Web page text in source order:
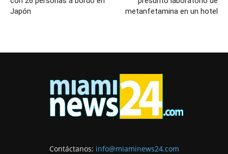
Japón
metanfetamina en un hotel
Contáctanos: info@miaminews24.com